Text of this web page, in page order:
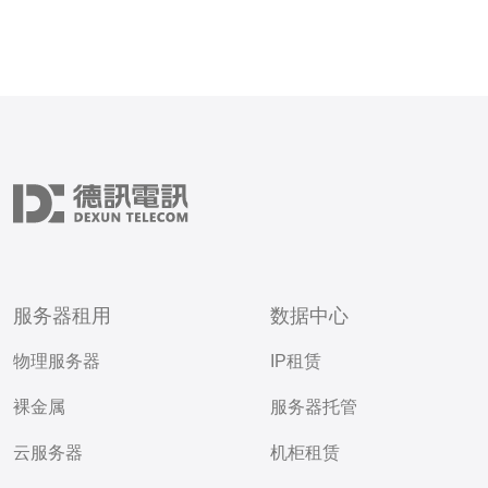
服务器租用
物理服务器
裸金属
云服务器
数据中心
IP租赁
服务器托管
机柜租赁